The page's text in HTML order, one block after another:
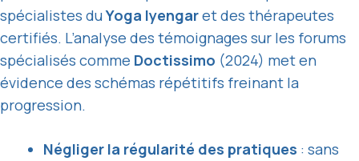
spécialistes duYoga Iyengaret des thérapeutes
certifiés. L’analyse des témoignages sur les forums
spécialisés comme Doctissimo (2024) met en
évidence des schémas répétitifs freinant la
progression.
Négliger la régularité des pratiques : sans